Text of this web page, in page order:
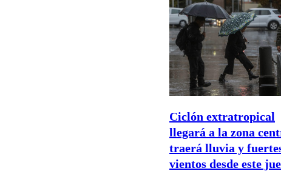
Ciclón extratropical
llegará a la zona
traerá lluvia y
vientos desde este